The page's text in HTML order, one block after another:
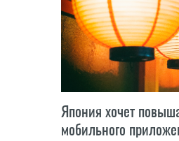
Япония хочет
мобильного